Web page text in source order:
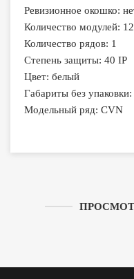
Ревизионное окошко:
Количество модулей: 12
Количество рядов: 1
Степень защиты: 40 IP
Цвет: белый
Габариты без
Модельный ряд: CVN